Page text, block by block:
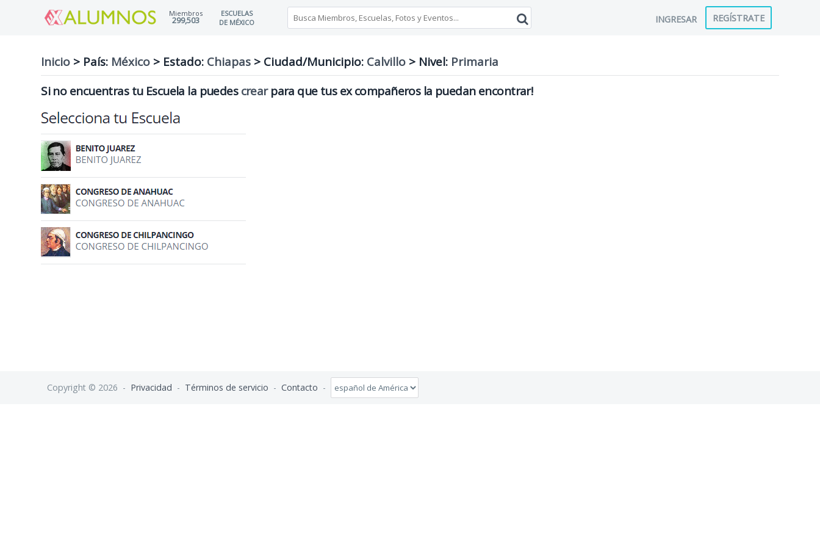
Miembros
299,503
ESCUELAS
DE MÉXICO
INGRESAR REGÍSTRATE
Inicio > País: México > Estado: Chiapas > Ciudad/Municipio: Calvillo > Nivel: Primaria
Si no encuentras tu Escuela la puedescrearpara que tus ex compañeros la puedan encontrar!
Copyright © 2026 - Privacidad - Términos de servicio -Contacto -